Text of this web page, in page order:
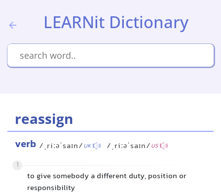
LEARNit Dictionary
reassign
verb /ˌriːəˈsaɪn/UK /ˌriːəˈsaɪn/US
1
to give somebody a different duty, position or
responsibility